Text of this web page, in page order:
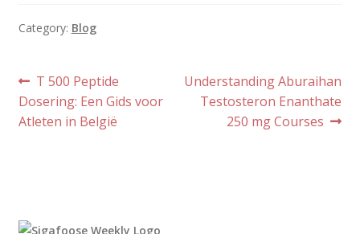
Category: Blog
Post
navigation
Previous
post:
T 500 Peptide
Dosering: Een Gids voor
Atleten in België
Next
post:
Understanding Aburaihan
Testosteron Enanthate
250 mg Courses